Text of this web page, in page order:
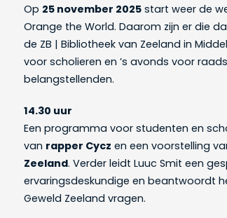
Op 25 november 2025 start weer de
Orange the World. Daarom zijn er die
de ZB | Bibliotheek van Zeeland in
voor scholieren en ’s avonds voor
belangstellenden.
14.30 uur
Een programma voor studenten en
van rapper Cycz en een voorstelling
Zeeland. Verder leidt Luuc Smit een
ervaringsdeskundige en beantwoordt
Geweld Zeeland vragen.